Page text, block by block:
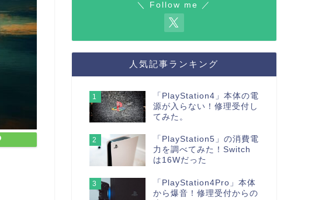
＼ Follow me ／
人気記事ランキング
1
「PlayStation4」本体の電
源が入らない！修理受付し
てみた。
2
「PlayStation5」の消費電
力を調べてみた！Switch
は16Wだった
3
「PlayStation4Pro」本体
から爆音！修理受付からの